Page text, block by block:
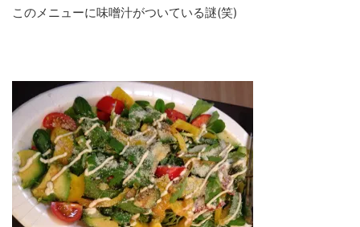
このメニューに味噌汁がついている謎(笑)